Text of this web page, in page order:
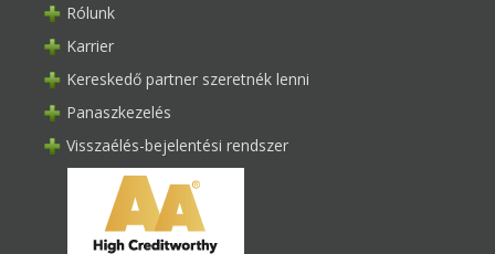
Rólunk
Karrier
Kereskedő partner szeretnék lenni
Panaszkezelés
Visszaélés-bejelentési rendszer